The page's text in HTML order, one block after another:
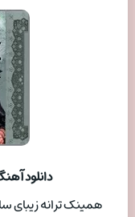
دانلود
همینک ترانه زیبای